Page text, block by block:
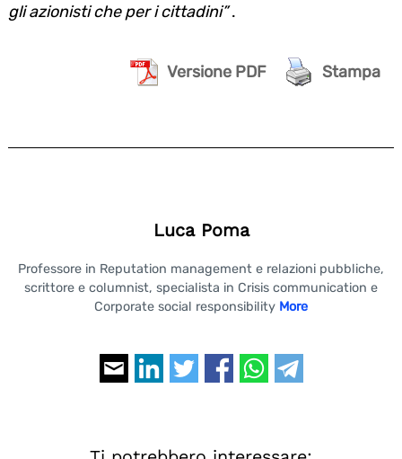
gli azionisti che per i cittadini”.
Versione PDF Stampa
Luca Poma
Professore in Reputation management e relazioni pubbliche,
scrittore e columnist, specialista in Crisis communication e
Corporate social responsibility More